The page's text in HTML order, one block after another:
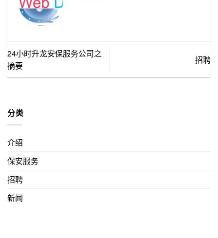
24小时升龙安保服务公司之
摘要
招聘
分类
介绍
保安服务
招聘
新闻